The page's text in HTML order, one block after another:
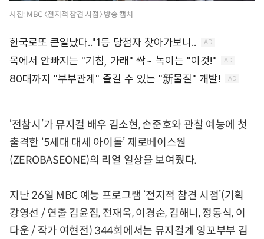
사진: MBC 〈전지적 참견 시점〉 방송 캡처
‘전참시’가 뮤지컬 배우 김소현, 손준호와 관찰 예능에 첫
출격한 ‘5세대 대세 아이돌’ 제로베이스원
(ZEROBASEONE)의 리얼 일상을 보여줬다.
지난 26일 MBC 예능 프로그램 ‘전지적 참견 시점’(기획
강영선 / 연출 김윤집, 전재욱, 이경순, 김해니, 정동식, 이
다운 / 작가 여현전) 344회에서는 뮤지컬계 잉꼬부부 김